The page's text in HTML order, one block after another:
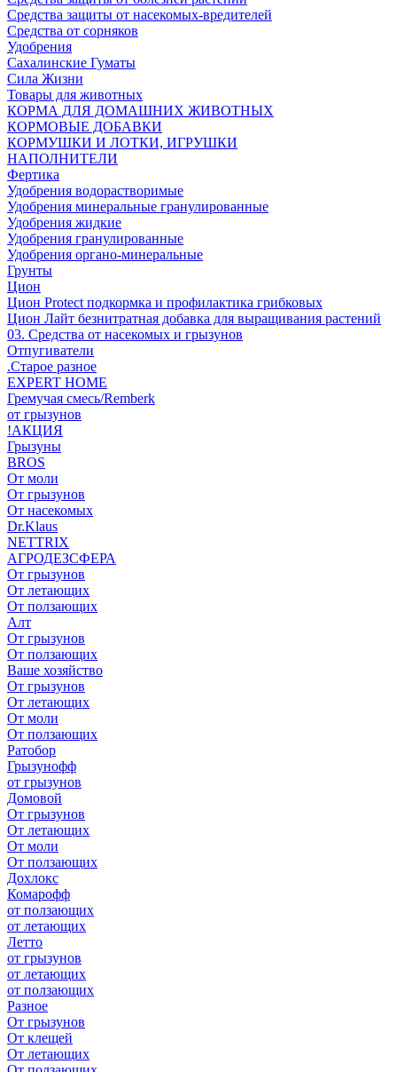
Средства защиты от насекомых-вредителей
Средства от сорняков
Удобрения
Сахалинские Гуматы
Сила Жизни
Товары для животных
КОРМА ДЛЯ ДОМАШНИХ ЖИВОТНЫХ
КОРМОВЫЕ ДОБАВКИ
КОРМУШКИ И ЛОТКИ, ИГРУШКИ
НАПОЛНИТЕЛИ
Фертика
Удобрения водорастворимые
Удобрения минеральные гранулированные
Удобрения жидкие
Удобрения гранулированные
Удобрения органо-минеральные
Грунты
Цион
Цион Protect подкормка и профилактика грибковых
Цион Лайт безнитратная добавка для выращивания растений
03. Средства от насекомых и грызунов
Отпугиватели
.Старое разное
EXPERT HOME
Гремучая смесь/Remberk
от грызунов
!АКЦИЯ
Грызуны
BROS
От моли
От грызунов
От насекомых
Dr.Klaus
NETTRIX
АГРОДЕЗСФЕРА
От грызунов
От летающих
От ползающих
Алт
От грызунов
От ползающих
Ваше хозяйство
От грызунов
От летающих
От моли
От ползающих
Ратобор
Грызунофф
от грызунов
Домовой
От грызунов
От летающих
От моли
От ползающих
Дохлокс
Комарофф
от ползающих
от летающих
Летто
от грызунов
от летающих
от ползающих
Разное
От грызунов
От клещей
От летающих